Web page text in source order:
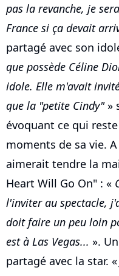
pas la revanche, je
France si ça devait
partagé avec son
que possède Céline
idole. Elle m'avait
que la "petite Cindy"»
évoquant ce qui
moments de sa vie.
aimerait tendre la
Heart Will Go On" : «
l'inviter au spectacle,
doit faire un peu loin
est à Las Vegas... ».
partagé avec la star. «